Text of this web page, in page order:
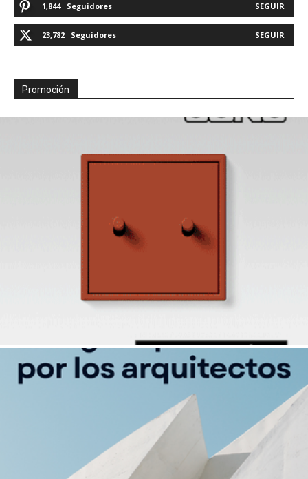
1,844 Seguidores SEGUIR
23,782 Seguidores SEGUIR
Promoción